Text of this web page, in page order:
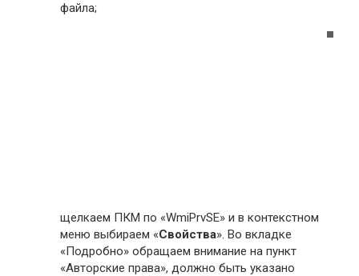
файла;
щелкаем ПКМ по «WmiPrvSE» и в контекстном
меню выбираем «Свойства». Во вкладке
«Подробно» обращаем внимание на пункт
«Авторские права», должно быть указано